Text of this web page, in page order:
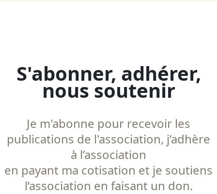
S'abonner, adhérer,
nous soutenir
Je m'abonne pour recevoir les
publications de l'association, j’adhère
à l’association
en payant ma cotisation et je soutiens
l’association en faisant un don.